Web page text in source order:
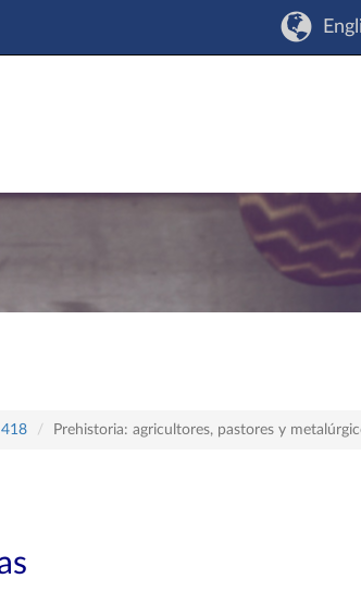
Prehistoria: agricultores, pastores y